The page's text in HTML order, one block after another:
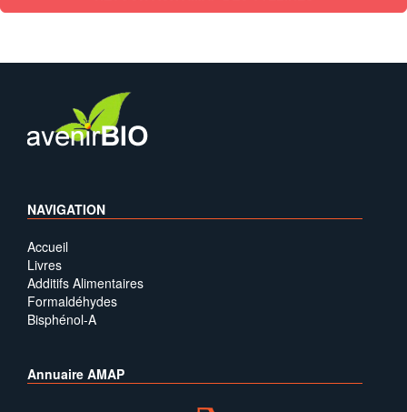
NAVIGATION
Accueil
Livres
Additifs Alimentaires
Formaldéhydes
Bisphénol-A
Annuaire AMAP